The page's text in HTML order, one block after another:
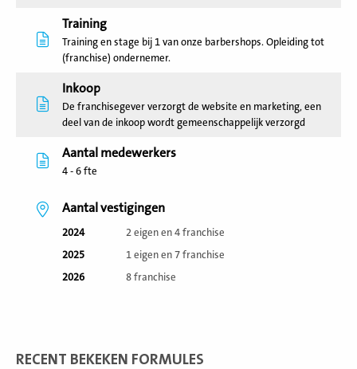
Training
Training en stage bij 1 van onze barbershops. Opleiding tot
(franchise) ondernemer.
Inkoop
De franchisegever verzorgt de website en marketing, een
deel van de inkoop wordt gemeenschappelijk verzorgd
Aantal medewerkers
4 - 6 fte
Aantal vestigingen
2024
2 eigen en 4 franchise
2025
1 eigen en 7 franchise
2026
8 franchise
RECENT BEKEKEN FORMULES